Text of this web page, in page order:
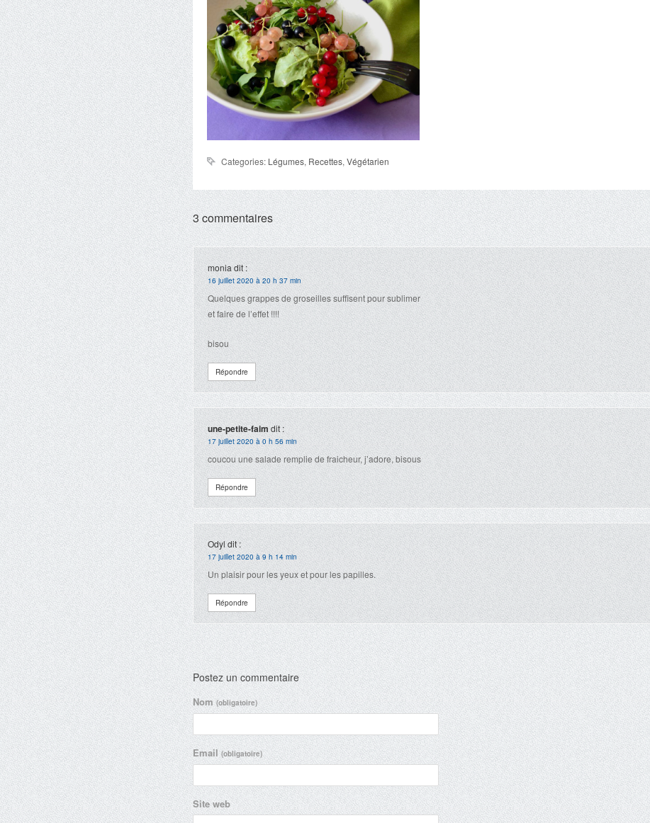
Categories: Légumes, Recettes, Végétarien
3 commentaires
moniadit :
16 juillet 2020 à 20 h 37 min
Quelques grappes de groseilles suffisent pour sublimer
et faire de l’effet !!!!
bisou
Répondre
une-petite-faimdit :
17 juillet 2020 à 0 h 56 min
coucou une salade remplie de fraicheur, j’adore, bisous
Répondre
Odyldit :
17 juillet 2020 à 9 h 14 min
Un plaisir pour les yeux et pour les papilles.
Répondre
Postez un commentaire
Nom(obligatoire)
Email(obligatoire)
Site web